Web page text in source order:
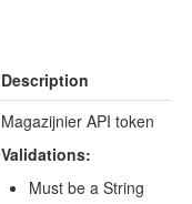
Description
Magazijnier API token
Validations:
Must be a String